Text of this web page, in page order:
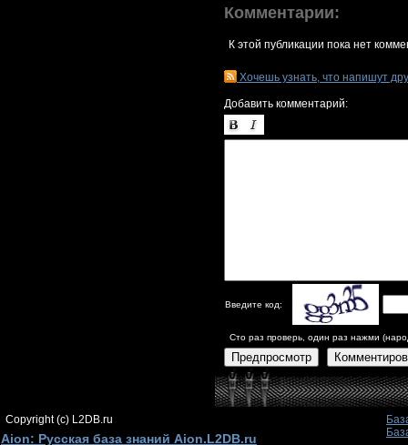
Комментарии:
К этой публикации пока нет
Хочешь узнать, что напишут
Добавить комментарий:
Введите код:
Сто раз проверь, один раз нажми
Предпросмотр
Copyright (c) L2DB.ru
Aion: Русская база знаний Aion.L2DB.ru